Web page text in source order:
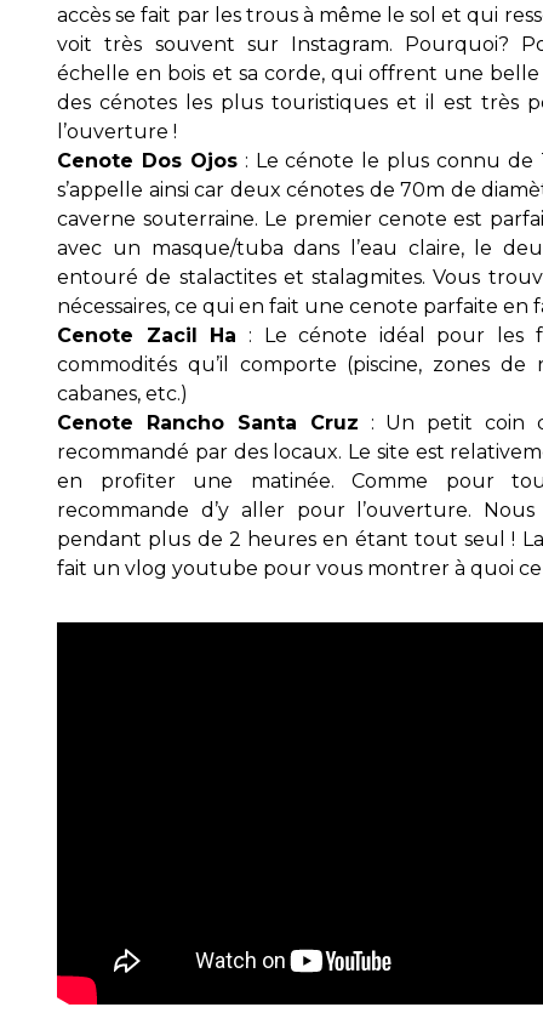
accès se fait par les trous à même le sol et qui
voit très souvent sur Instagram. Pourquoi?
échelle en bois et sa corde, qui offrent une
des cénotes les plus touristiques et il est très
l’ouverture !
Cenote Dos Ojos: Le cénote le plus connu de
s’appelle ainsi car deux cénotes de 70m de
caverne souterraine. Le premier cenote est
avec un masque/tuba dans l’eau claire, le
entouré de stalactites et stalagmites. Vous
nécessaires, ce qui en fait une cenote parfaite en
Cenote Zacil Ha : Le cénote idéal pour les
commodités qu’il comporte (piscine, zones de
cabanes, etc.)
Cenote Rancho Santa Cruz : Un petit coin
recommandé par des locaux. Le site est
en profiter une matinée. Comme pour
recommande d’y aller pour l’ouverture.
pendant plus de 2 heures en étant tout seul ! La
fait un vlog youtube pour vous montrer à quoi